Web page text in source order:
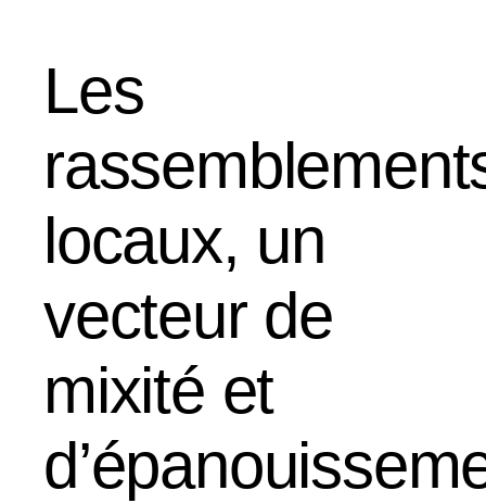
Les
locaux, un
vecteur de
mixité et